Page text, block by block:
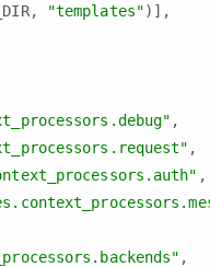
"templates")],
,
,
,
,